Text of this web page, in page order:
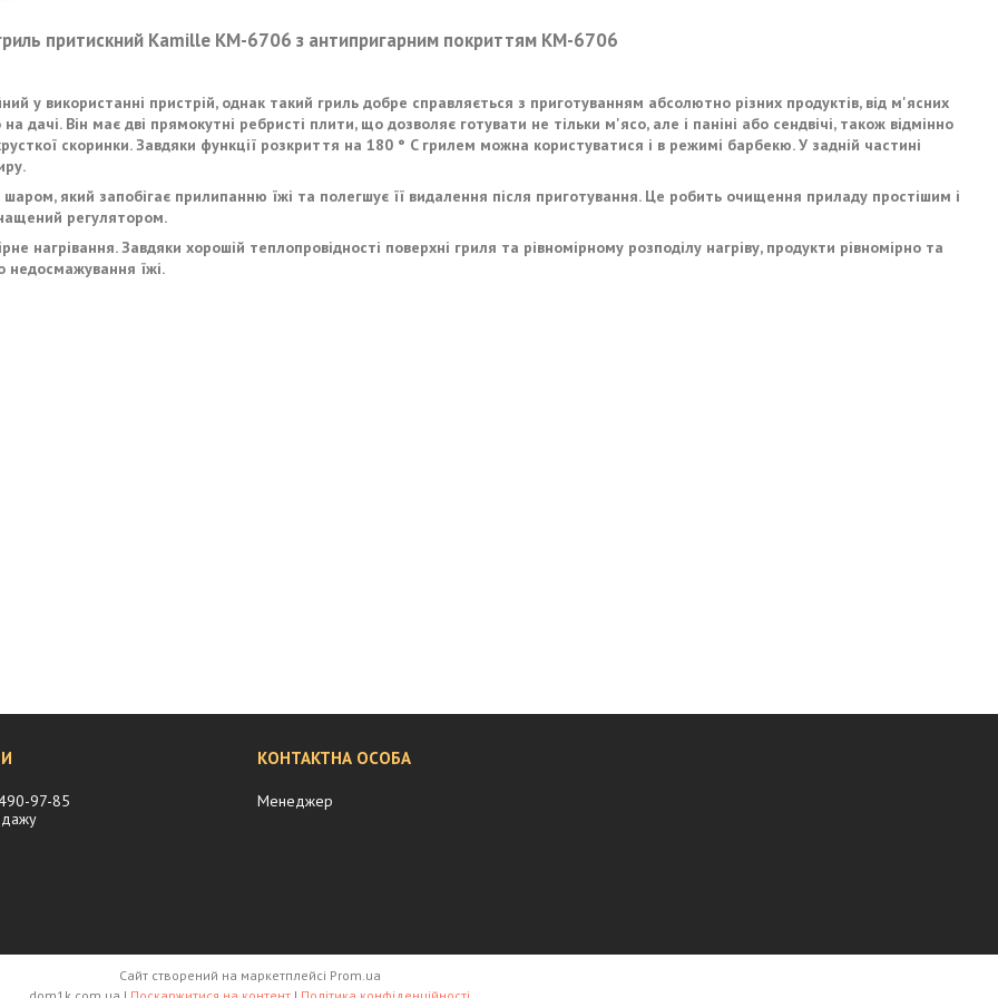
притискний Kamille KM-6706 з антипригарним покриттям KM-6706
у використанні пристрій, однак такий гриль добре справляється з приготуванням абсолютно різних продуктів, від м'ясних
дачі. Він має дві прямокутні ребристі плити, що дозволяє готувати не тільки м'ясо, але і паніні або сендвічі, також відмінно
скоринки. Завдяки функції розкриття на 180 ° C грилем можна користуватися і в режимі барбекю. У задній частині
який запобігає прилипанню їжі та полегшує її видалення після приготування. Це робить очищення приладу простішим і
регулятором.
нагрівання. Завдяки хорошій теплопровідності поверхні гриля та рівномірному розподілу нагріву, продукти рівномірно та
недосмажування їжі.
97-85
Менеджер
Сайт створений на маркетплейсі Prom.ua